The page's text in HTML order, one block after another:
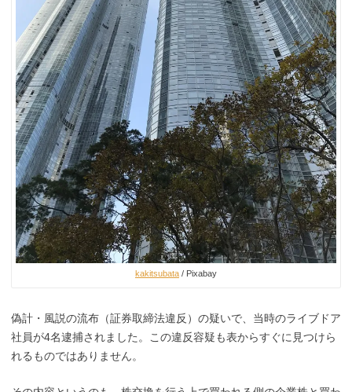
kakitsubata / Pixabay
偽計・風説の流布（証券取締法違反）の疑いで 、当時のライブドア
社員が4名逮捕されました 。
この違反容疑も表からすぐに見つけら
れるものではありません。